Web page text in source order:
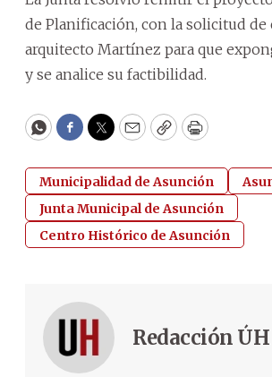
de Planificación, con la solicitud de
arquitecto Martínez para que
y se analice su factibilidad.
WhatsApp
Facebook
Twitter
EmailCopyPrint
Municipalidad de Asunción
Junta Municipal de Asunción
Centro Histórico de Asunción
Redacción ÚH